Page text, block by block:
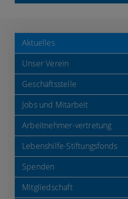
Aktuelles
Unser Verein
Geschäftsstelle
Jobs und Mitarbeit
Arbeitnehmer-vertretung
Lebenshilfe-Stiftungsfonds
Spenden
Mitgliedschaft